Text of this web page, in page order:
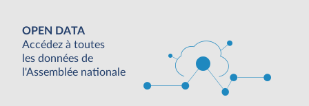
OPEN DATA
Accédez à toutes
les données de
l'Assemblée nationale